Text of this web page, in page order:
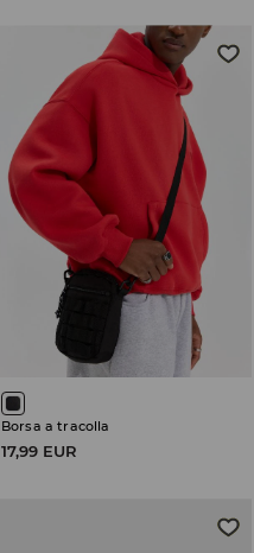
Borsa a tracolla
17,99 EUR